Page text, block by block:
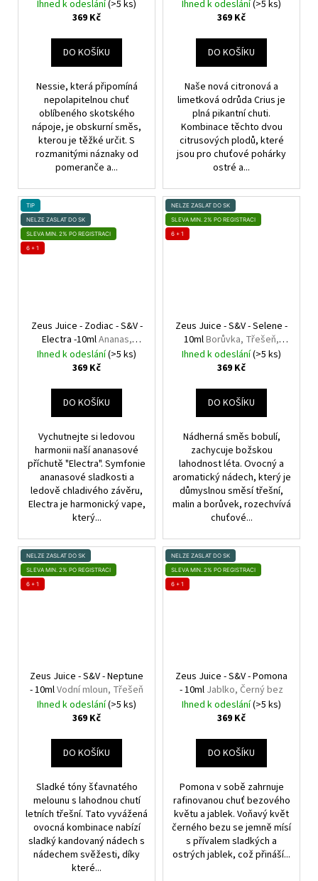
Frutti
Ihned k odeslání(>5 ks)
369 Kč
DO KOŠÍKU
Nessie, která připomíná
nepolapitelnou chuť
oblíbeného skotského
nápoje, je obskurní směs,
kterou je těžké určit. S
rozmanitými náznaky od
pomeranče a...
Ihned k odeslání(>5 ks)
369 Kč
DO KOŠÍKU
Naše nová citronová a
limetková odrůda Crius je
plná pikantní chuti.
Kombinace těchto dvou
citrusových plodů, které
jsou pro chuťové pohárky
ostré a...
TIP
NELZE ZASLAT DO SK
SLEVA MIN. 2% PO REGISTRACI
6 + 1
Zeus Juice - Zodiac - S&V -
Electra -10mlAnanas,
Chladivá složka (ICE)
Ihned k odeslání(>5 ks)
369 Kč
DO KOŠÍKU
Vychutnejte si ledovou
harmonii naší ananasové
příchutě "Electra". Symfonie
ananasové sladkosti a
ledově chladivého závěru,
Electra je harmonický vape,
který...
NELZE ZASLAT DO SK
SLEVA MIN. 2% PO REGISTRACI
6 + 1
Zeus Juice - S&V - Selene -
10mlBorůvka, Třešeň,
Malina
Ihned k odeslání(>5 ks)
369 Kč
DO KOŠÍKU
Nádherná směs bobulí,
zachycuje božskou
lahodnost léta. Ovocný a
aromatický nádech, který je
důmyslnou směsí třešní,
malin a borůvek, rozechvívá
chuťové...
NELZE ZASLAT DO SK
SLEVA MIN. 2% PO REGISTRACI
6 + 1
Zeus Juice - S&V - Neptune
- 10mlVodní mloun, Třešeň
Ihned k odeslání(>5 ks)
369 Kč
DO KOŠÍKU
Sladké tóny šťavnatého
melounu s lahodnou chutí
letních třešní. Tato vyvážená
ovocná kombinace nabízí
sladký kandovaný nádech s
nádechem svěžesti, díky
které...
NELZE ZASLAT DO SK
SLEVA MIN. 2% PO REGISTRACI
6 + 1
Zeus Juice - S&V - Pomona
- 10ml Jablko, Černý bez
Ihned k odeslání(>5 ks)
369 Kč
DO KOŠÍKU
Pomona v sobě zahrnuje
rafinovanou chuť bezového
květu a jablek. Voňavý květ
černého bezu se jemně mísí
s přívalem sladkých a
ostrých jablek, což přináší...